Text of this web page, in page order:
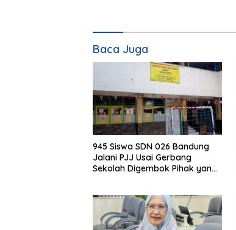
Baca Juga
945 Siswa SDN 026 Bandung
Jalani PJJ Usai Gerbang
Sekolah Digembok Pihak yang